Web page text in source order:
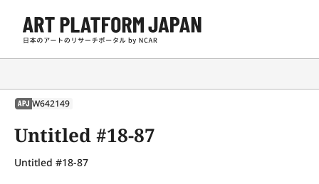
APJ W642149
Untitled #18-87
Untitled #18-87